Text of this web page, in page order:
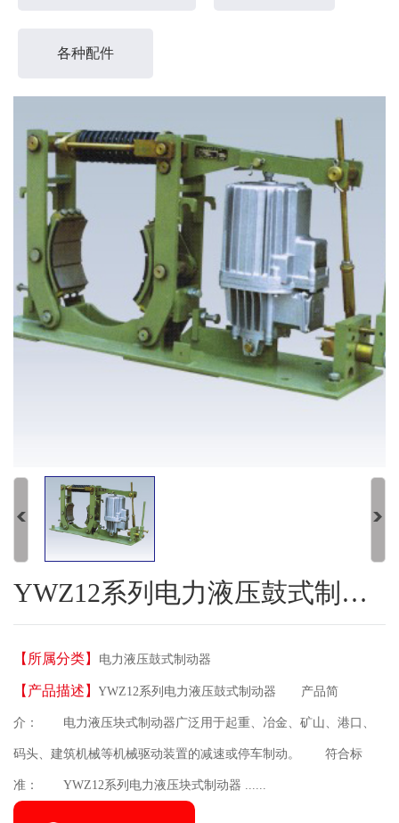
各种配件
YWZ12系列电力液压鼓式制动器
【所属分类】 电力液压鼓式制动器
【产品描述】YWZ12系列电力液压鼓式制动器 产品简
介： 电力液压块式制动器广泛用于起重、冶金、矿山、港口、
码头、建筑机械等机械驱动装置的减速或停车制动。 符合标
准： YWZ12系列电力液压块式制动器 ......